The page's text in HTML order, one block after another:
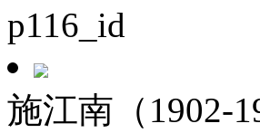
p116_id
施江南（1902-